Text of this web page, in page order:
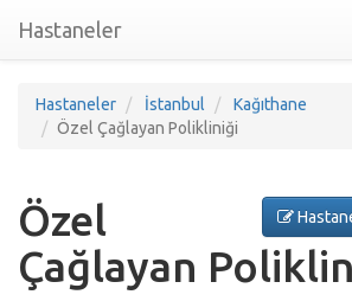
Hastaneler
Hastaneler İstanbul
Kağıthane
Özel Çağlayan Polikliniği
Özel
Çağlayan